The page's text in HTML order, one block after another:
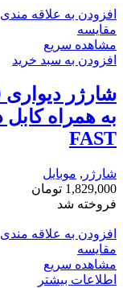
افزودن به علاقه مندی
مقایسه
مشاهده سریع
افزودن به سبد خرید
FAST
شارژر , موبایل
1,829,000 تومان
فروخته شد
افزودن به علاقه مندی
مقایسه
مشاهده سریع
اطلاعات بیشتر